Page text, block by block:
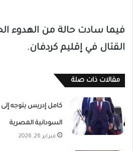
فيما سادت حالة من الهدوء
القتال في إقليم كردفان.
مقالات ذات صلة
كامل إدريس يتوجه إلى
السودانية المصرية
فبراير 26, 2026